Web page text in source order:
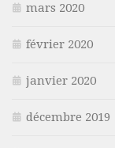
mars 2020
février 2020
janvier 2020
décembre 2019